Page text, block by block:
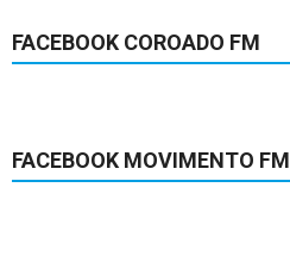
FACEBOOK COROADO FM
FACEBOOK MOVIMENTO FM